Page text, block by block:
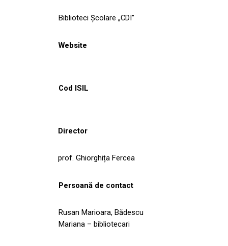
Biblioteci Școlare „CDI”
Website
Cod ISIL
Director
prof. Ghiorghița Fercea
Persoană de contact
Rusan Marioara, Bădescu
Mariana – bibliotecari